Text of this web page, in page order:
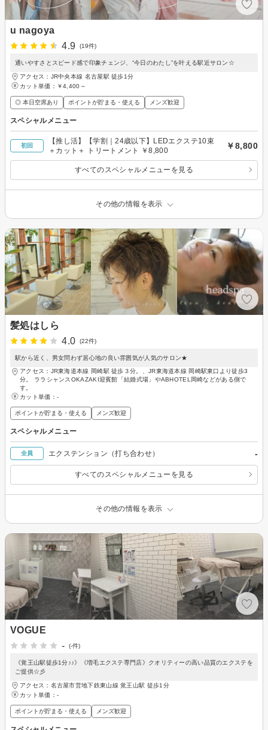
u nagoya
4.9
(19件)
通いやすさとスピード感で印象チェンジ、“今日のわたし”を叶える駅近サロン☆
アクセス：JR中央本線 名古屋駅 徒歩1分
カット単価： ￥4,400～
◎ 本日空席あり ポイントが貯まる・使える メンズ歓迎
スペシャルメニュー
初回
【推し活】【学割｜24歳以下】LEDエクステ10束
＋カット＋ トリートメント ￥8,800
￥8,800
すべてのスペシャルメニューを見る
その他の情報を表示
髪処はしら
4.0
(22件)
駅から近く、男女問わず居心地の良い雰囲気が人気のサロン★
アクセス：JR東海道本線 岡崎駅 徒歩３分。、JR東海道本線 岡崎駅東口より徒歩3
分。 ララシャンスOKAZAKI迎賓館「結婚式場」やABHOTEL岡崎などがある側で
す。
カット単価： -
ポイントが貯まる・使える メンズ歓迎
スペシャルメニュー
全員 エクステンション（打ち合わせ） -
すべてのスペシャルメニューを見る
その他の情報を表示
VOGUE
-
(-件)
《覚王山駅徒歩1分♪♪》《増毛エクステ専門店》クオリティーの高い品質のエクステを
ご提供☆彡
アクセス：名古屋市営地下鉄東山線 覚王山駅 徒歩1分
カット単価： -
ポイントが貯まる・使える メンズ歓迎